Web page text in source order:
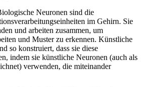
Neuronen sind die
im Gehirn. Sie
und arbeiten zusammen, um
und Muster zu erkennen. Künstliche
so konstruiert, dass sie diese
, indem sie künstliche Neuronen (auch als
verwenden, die miteinander